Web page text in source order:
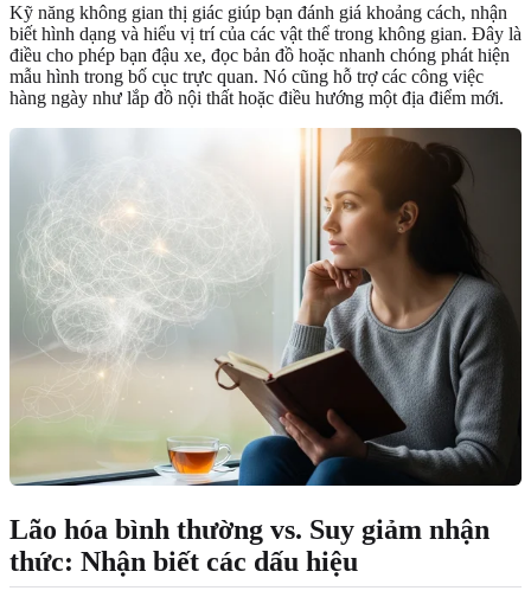
Kỹ năng không gian thị giác giúp bạn đánh giá khoảng cách, nhận
biết hình dạng và hiểu vị trí của các vật thể trong không gian. Đây là
điều cho phép bạn đậu xe, đọc bản đồ hoặc nhanh chóng phát hiện
mẫu hình trong bố cục trực quan. Nó cũng hỗ trợ các công việc
hàng ngày như lắp đồ nội thất hoặc điều hướng một địa điểm mới.
Lão hóa bình thường vs. Suy giảm nhận
thức: Nhận biết các dấu hiệu